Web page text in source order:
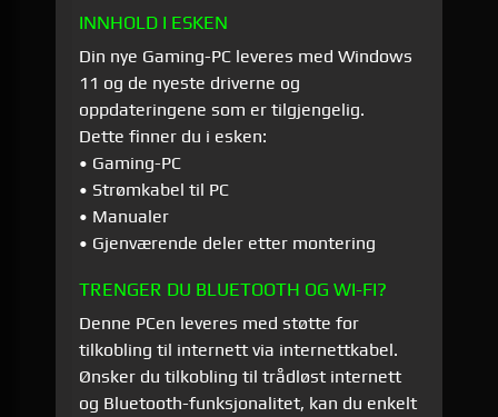
INNHOLD I ESKEN
Din nye Gaming-PC leveres med Windows
11 og de nyeste driverne og
oppdateringene som er tilgjengelig.
Dette finner du i esken:
• Gaming-PC
• Strømkabel til PC
• Manualer
• Gjenværende deler etter montering
TRENGER DU BLUETOOTH OG WI-FI?
Denne PCen leveres med støtte for
tilkobling til internett via internettkabel.
Ønsker du tilkobling til trådløst internett
og Bluetooth-funksjonalitet, kan du enkelt